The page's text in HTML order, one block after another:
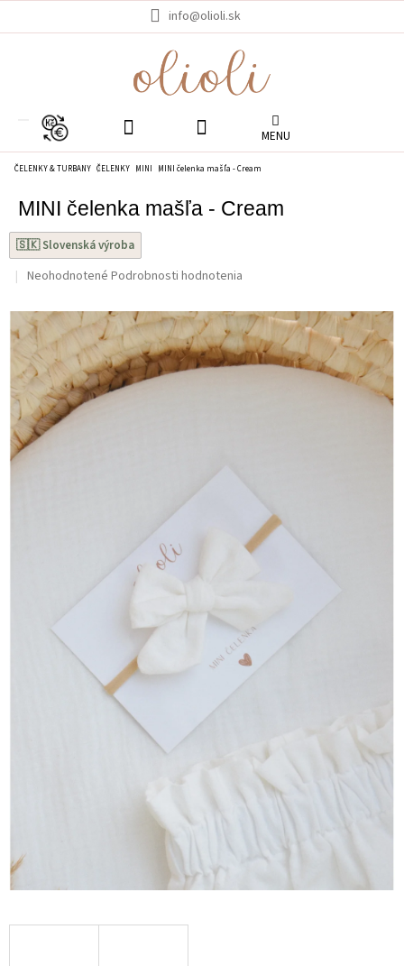
info@olioli.sk
EUR
ČELENKY & TURBANY ČELENKY MINI MINI čelenka mašľa - Cream
MINI čelenka mašľa - Cream
🇸🇰 Slovenská výroba
Priemerné
produktu
je
0.0
z
5
hviezdičiek.
Neohodnotené Podrobnosti hodnotenia